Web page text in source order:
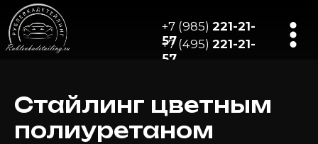
221-21-
Стайлинг цветным
полиуретаном